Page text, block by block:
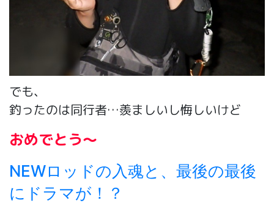
でも、
釣ったのは同行者…羨ましいし悔しいけど
おめでとう～
NEWロッドの入魂と、最後の最後
にドラマが！？